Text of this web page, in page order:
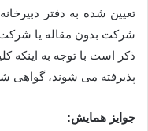
تعیین شده به دفتر
شرکت بدون مقاله یا شرکت
ذکر است با توجه به اینکه
پذیرفته می شوند، گواهی
جوایز همایش: